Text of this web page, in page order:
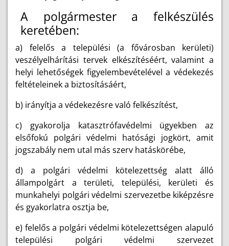
A polgármester a felkészülés
keretében:
a) felelős a települési (a fővárosban kerületi)
veszélyelhárítási tervek elkészítéséért, valamint a
helyi lehetőségek figyelembevételével a védekezés
feltételeinek a biztosításáért,
b) irányítja a védekezésre való felkészítést,
c) gyakorolja katasztrófavédelmi ügyekben az
elsőfokú polgári védelmi hatósági jogkört, amit
jogszabály nem utal más szerv hatáskörébe,
d) a polgári védelmi kötelezettség alatt álló
állampolgárt a területi, települési, kerületi és
munkahelyi polgári védelmi szervezetbe kiképzésre
és gyakorlatra osztja be,
e) felelős a polgári védelmi kötelezettségen alapuló
települési polgári védelmi szervezet